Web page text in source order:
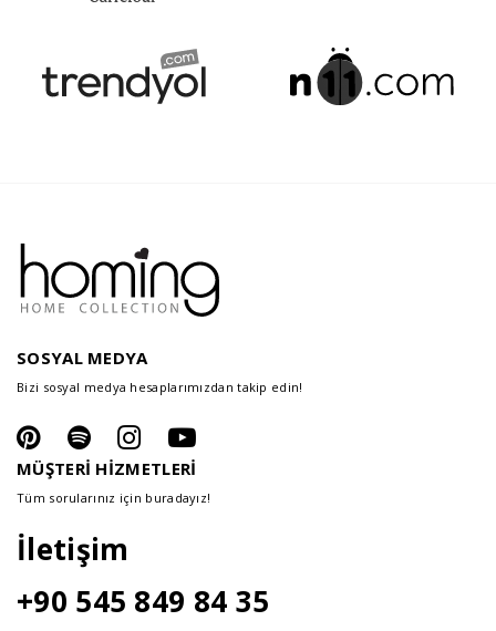
SOSYAL MEDYA
Bizi sosyal medya hesaplarımızdan takip edin!
MÜŞTERİ HİZMETLERİ
Tüm sorularınız için buradayız!
İletişim
+90 545 849 84 35